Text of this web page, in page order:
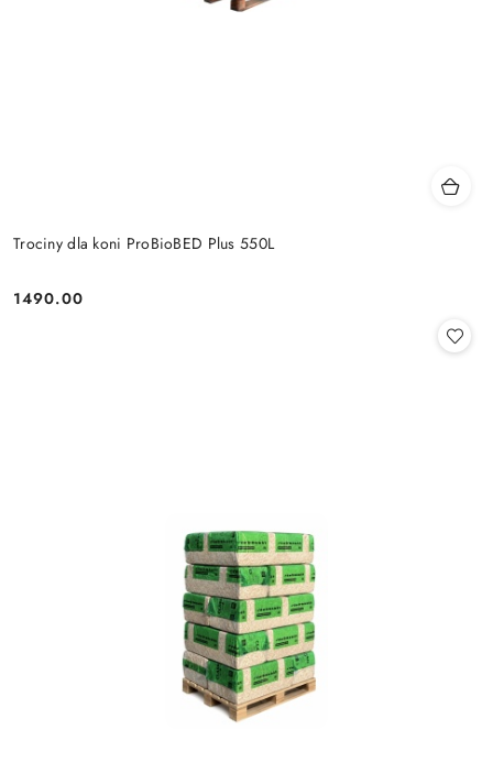
Trociny dla koni ProBioBED Plus 550L
Cena:
1490.00